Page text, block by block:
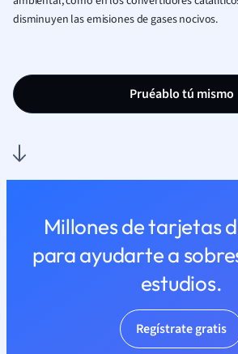
disminuyen las emisiones de gases nocivos.
Pruéablo tú mismo
Millones de tarjetas
para ayudarte a
estudios.
Regístrate gratis